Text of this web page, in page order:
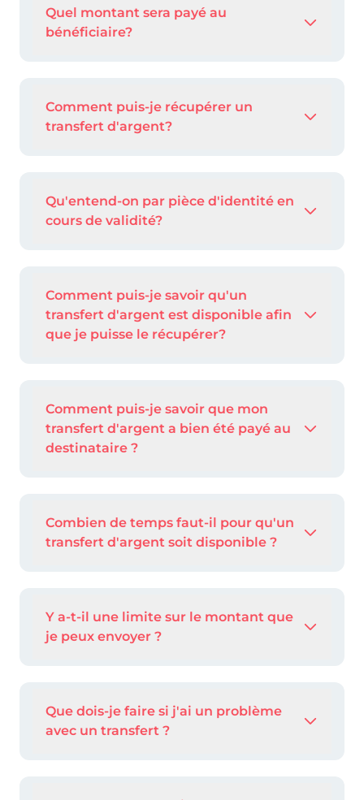
Quel montant sera payé au
bénéficiaire?
Comment puis-je récupérer un
transfert d'argent?
Qu'entend-on par pièce d'identité en
cours de validité?
Comment puis-je savoir qu'un
transfert d'argent est disponible afin
que je puisse le récupérer?
Comment puis-je savoir que mon
transfert d'argent a bien été payé au
destinataire ?
Combien de temps faut-il pour qu'un
transfert d'argent soit disponible ?
Y a-t-il une limite sur le montant que
je peux envoyer ?
Que dois-je faire si j'ai un problème
avec un transfert ?